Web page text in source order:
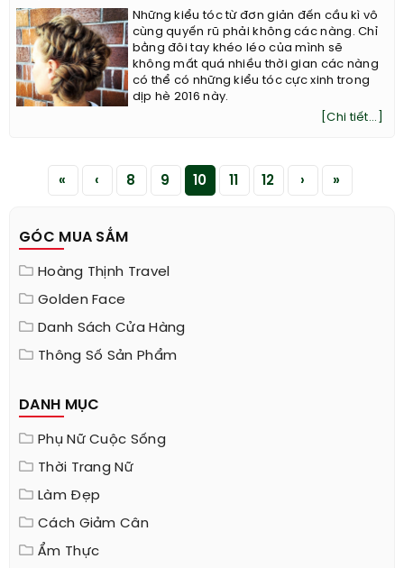
Những kiểu tóc từ đơn giản đến cầu kì vô
cùng quyến rũ phải không các nàng. Chỉ
bằng đôi tay khéo léo của mình sẽ
không mất quá nhiều thời gian các nàng
có thể có những kiểu tóc cực xinh trong
dịp hè 2016 này.
[Chi tiết...]
« ‹ 8 9 10 11 12 › »
GÓC MUA SẮM
Hoàng Thịnh Travel
Golden Face
Danh Sách Cửa Hàng
Thông Số Sản Phẩm
DANH MỤC
Phụ Nữ Cuộc Sống
Thời Trang Nữ
Làm Đẹp
Cách Giảm Cân
Ẩm Thực